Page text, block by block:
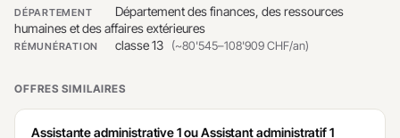
DÉPARTEMENT
Département des finances, des ressources
humaines et des affaires extérieures
RÉMUNÉRATION classe 13 (~80'545–108'909 CHF/an)
OFFRES SIMILAIRES
Assistante administrative 1 ou Assistant administratif 1